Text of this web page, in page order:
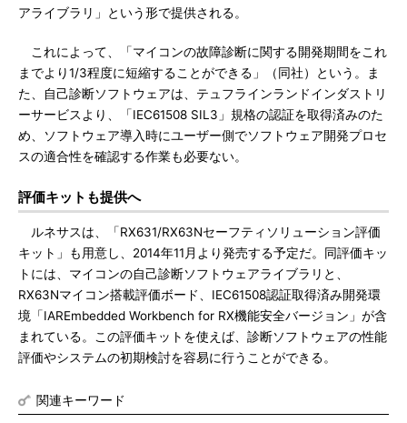
アライブラリ」という形で提供される。
これによって、「マイコンの故障診断に関する開発期間をこれ
までより1/3程度に短縮することができる」（同社）という。ま
た、自己診断ソフトウェアは、テュフラインランドインダストリ
ーサービスより、「IEC61508 SIL3」規格の認証を取得済みのた
め、ソフトウェア導入時にユーザー側でソフトウェア開発プロセ
スの適合性を確認する作業も必要ない。
評価キットも提供へ
ルネサスは、「RX631/RX63Nセーフティソリューション評価
キット」も用意し、2014年11月より発売する予定だ。同評価キッ
トには、マイコンの自己診断ソフトウェアライブラリと、
RX63Nマイコン搭載評価ボード、IEC61508認証取得済み開発環
境「IAREmbedded Workbench for RX機能安全バージョン」が含
まれている。この評価キットを使えば、診断ソフトウェアの性能
評価やシステムの初期検討を容易に行うことができる。
関連キーワード